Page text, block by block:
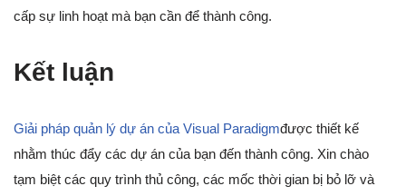
cấp sự linh hoạt mà bạn cần để thành công.
Kết luận
Giải pháp quản lý dự án của Visual Paradigmđược thiết kế
nhằm thúc đẩy các dự án của bạn đến thành công. Xin chào
tạm biệt các quy trình thủ công, các mốc thời gian bị bỏ lỡ và